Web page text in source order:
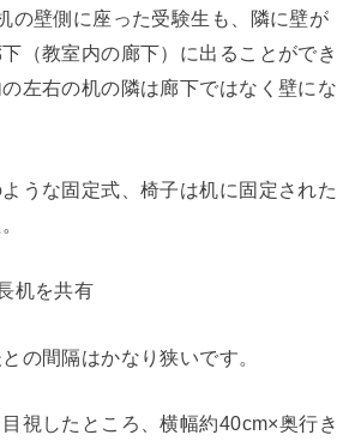
の壁側に座った受験生も、隣に壁が
（教室内の廊下）に出ることができ
左右の机の隣は廊下ではなく壁にな
うな固定式、椅子は机に固定された
机を共有
の間隔はかなり狭いです。
視したところ、横幅約40cm×奥行き